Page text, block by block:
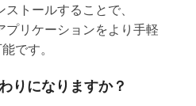
トールすることで、
プリケーションをより手軽
です。
りになりますか？